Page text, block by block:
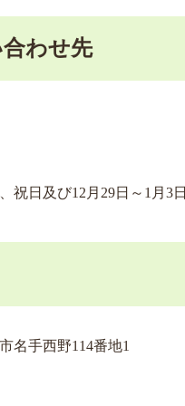
わせ先
祝日及び12月29日～1月3
名手西野114番地1